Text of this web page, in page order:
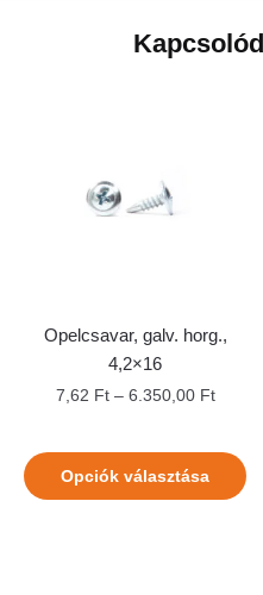
Opelcsavar, galv. horg.,
4,2×16
7,62 Ft– 6.350,00 Ft
Opciók választása